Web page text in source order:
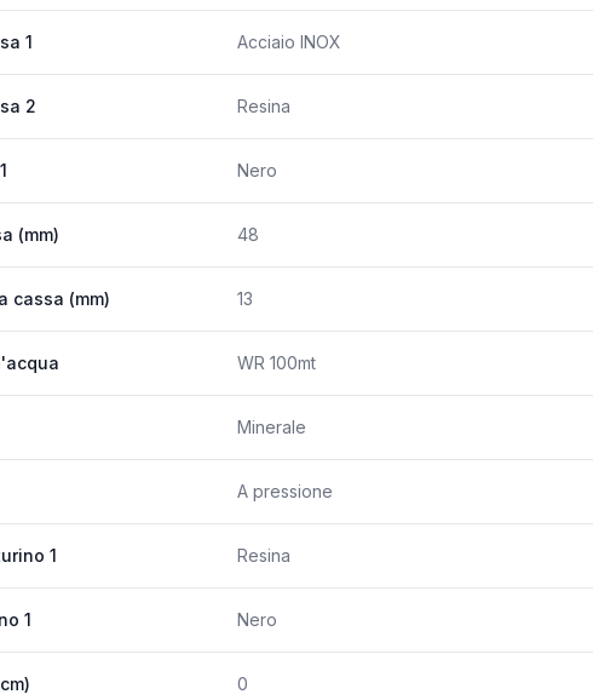
1 Acciaio INOX
2 Resina
Nero
(mm) 48
cassa (mm) 13
WR 100mt
Minerale
A pressione
1 Resina
1 Nero
0